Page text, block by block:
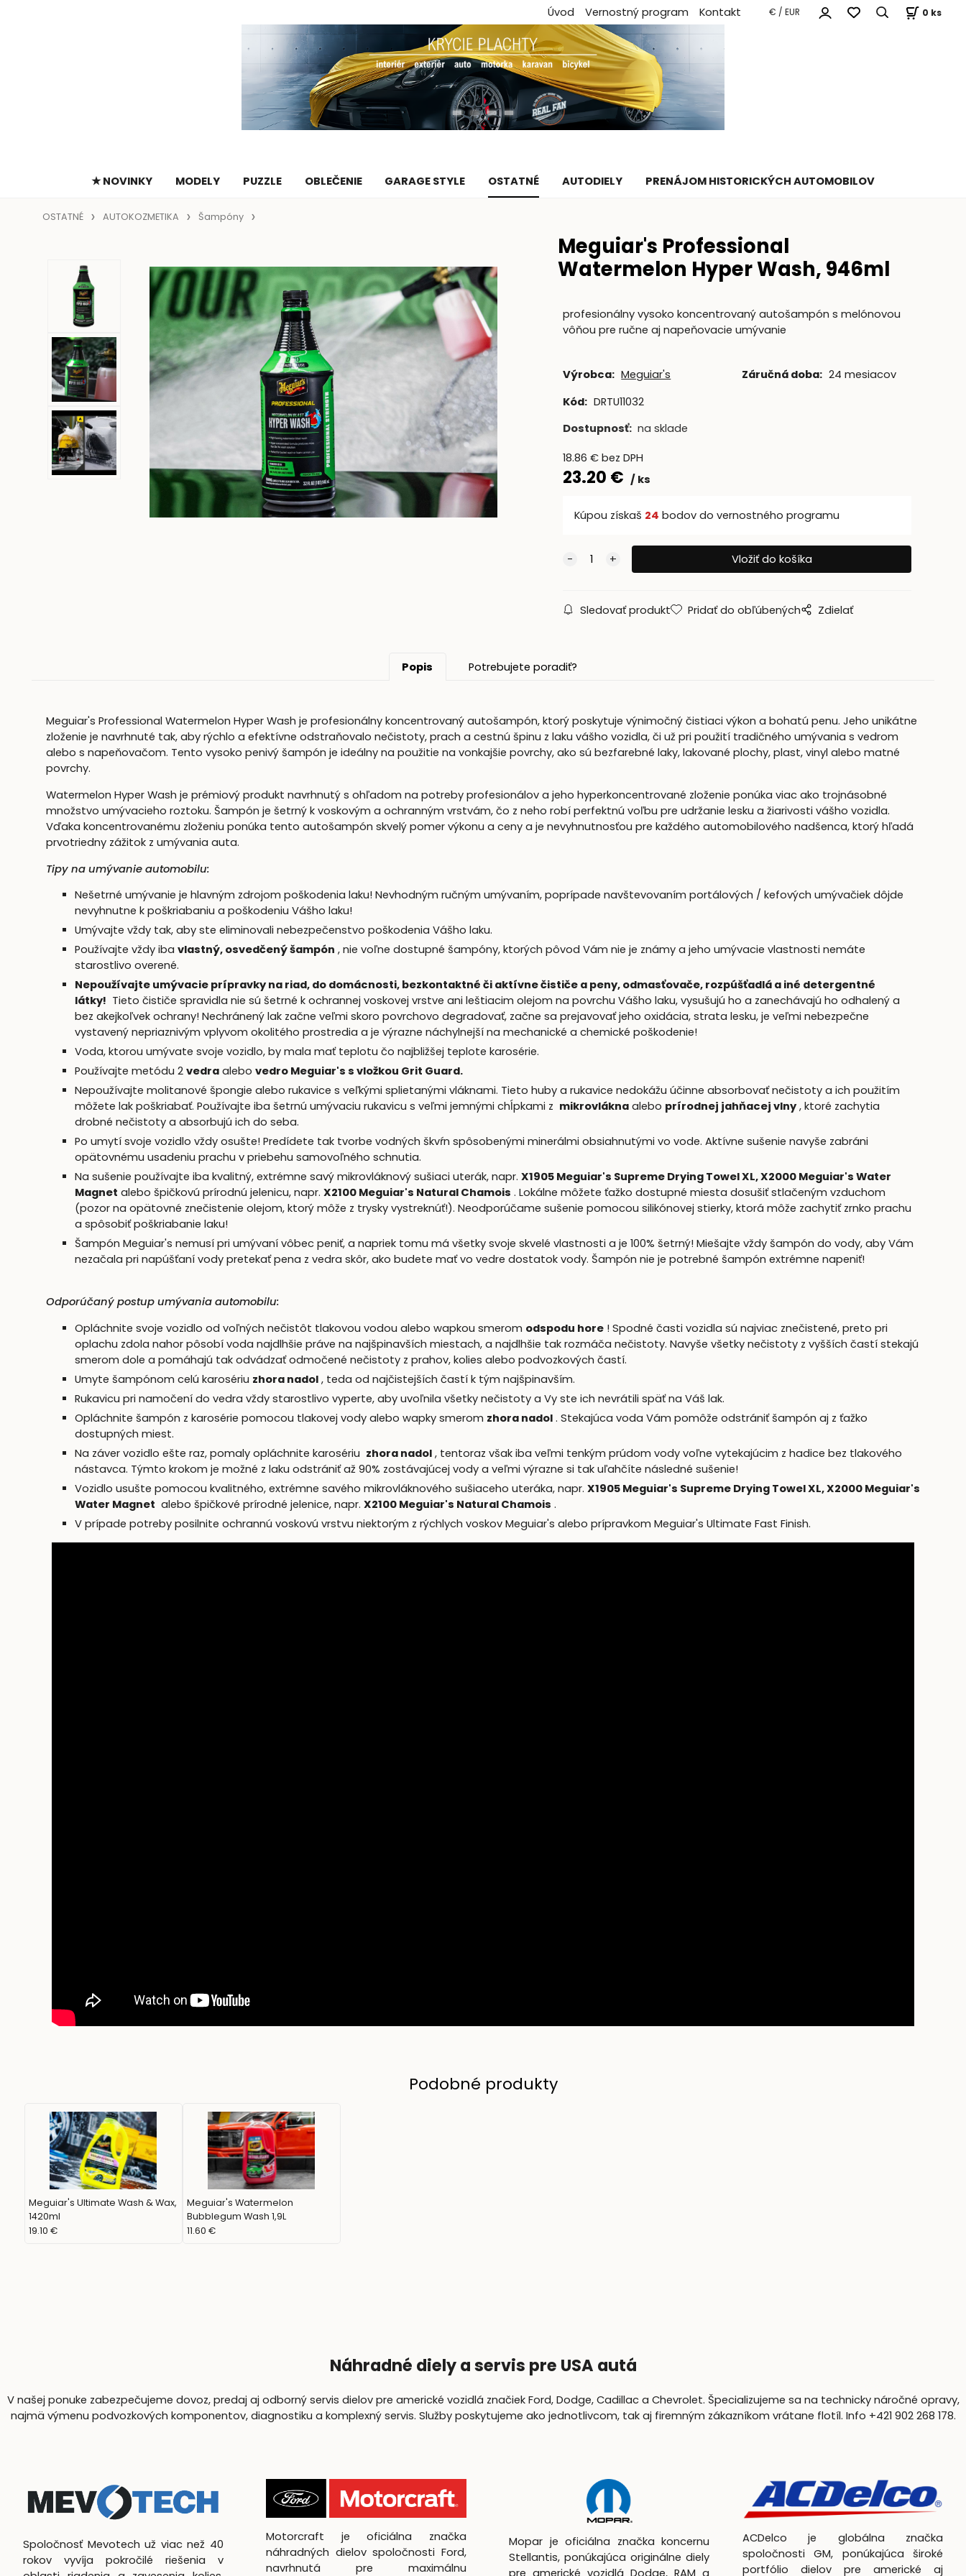
Úvod Vernostný program Kontakt € / EUR 0 ks
★ NOVINKY MODELY PUZZLE OBLEČENIE GARAGE STYLE OSTATNÉ AUTODIELY PRENÁJOM HISTORICKÝCH AUTOMOBILOV
OSTATNÉ AUTOKOZMETIKA Šampóny
Meguiar's Professional
Watermelon Hyper Wash, 946ml
profesionálny vysoko koncentrovaný autošampón s melónovou
vôňou pre ručne aj napeňovacie umývanie
Výrobca: Meguiar's Záručná doba: 24 mesiacov
Kód: DRTU11032
Dostupnosť: na sklade
18.86 €bez DPH
23.20 € ks
Kúpou získaš 24 bodov do vernostného programu
Sledovať produkt Pridať do obľúbených Zdielať
Popis Potrebujete poradiť?
Meguiar's Professional Watermelon Hyper Wash je profesionálny koncentrovaný autošampón, ktorý poskytuje výnimočný čistiaci výkon a bohatú penu. Jeho unikátne
zloženie je navrhnuté tak, aby rýchlo a efektívne odstraňovalo nečistoty, prach a cestnú špinu z laku vášho vozidla, či už pri použití tradičného umývania s vedrom
alebo s napeňovačom. Tento vysoko penivý šampón je ideálny na použitie na vonkajšie povrchy, ako sú bezfarebné laky, lakované plochy, plast, vinyl alebo matné
povrchy.
Watermelon Hyper Wash je prémiový produkt navrhnutý s ohľadom na potreby profesionálov a jeho hyperkoncentrované zloženie ponúka viac ako trojnásobné
množstvo umývacieho roztoku. Šampón je šetrný k voskovým a ochranným vrstvám, čo z neho robí perfektnú voľbu pre udržanie lesku a žiarivosti vášho vozidla.
Vďaka koncentrovanému zloženiu ponúka tento autošampón skvelý pomer výkonu a ceny a je nevyhnutnosťou pre každého automobilového nadšenca, ktorý hľadá
prvotriedny zážitok z umývania auta.
Tipy na umývanie automobilu:
Nešetrné umývanie je hlavným zdrojom poškodenia laku! Nevhodným ručným umývaním, poprípade navštevovaním portálových / kefových umývačiek dôjde
nevyhnutne k poškriabaniu a poškodeniu Vášho laku!
Umývajte vždy tak, aby ste eliminovali nebezpečenstvo poškodenia Vášho laku.
Používajte vždy iba vlastný, osvedčený šampón , nie voľne dostupné šampóny, ktorých pôvod Vám nie je známy a jeho umývacie vlastnosti nemáte
starostlivo overené.
Nepoužívajte umývacie prípravky na riad, do domácnosti, bezkontaktné či aktívne čističe a peny, odmasťovače, rozpúšťadlá a iné detergentné
látky! Tieto čističe spravidla nie sú šetrné k ochrannej voskovej vrstve ani leštiacim olejom na povrchu Vášho laku, vysušujú ho a zanechávajú ho odhalený a
bez akejkoľvek ochrany! Nechránený lak začne veľmi skoro povrchovo degradovať, začne sa prejavovať jeho oxidácia, strata lesku, je veľmi nebezpečne
vystavený nepriaznivým vplyvom okolitého prostredia a je výrazne náchylnejší na mechanické a chemické poškodenie!
Voda, ktorou umývate svoje vozidlo, by mala mať teplotu čo najbližšej teplote karosérie.
Používajte metódu 2 vedraalebo vedro Meguiar's s vložkou Grit Guard.
Nepoužívajte molitanové špongie alebo rukavice s veľkými splietanými vláknami. Tieto huby a rukavice nedokážu účinne absorbovať nečistoty a ich použitím
môžete lak poškriabať. Používajte iba šetrnú umývaciu rukavicu s veľmi jemnými chĺpkami z mikrovláknaalebo prírodnej jahňacej vlny, ktoré zachytia
drobné nečistoty a absorbujú ich do seba.
Po umytí svoje vozidlo vždy osušte! Predídete tak tvorbe vodných škvŕn spôsobenými minerálmi obsiahnutými vo vode. Aktívne sušenie navyše zabráni
opätovnému usadeniu prachu v priebehu samovoľného schnutia.
Na sušenie používajte iba kvalitný, extrémne savý mikrovláknový sušiaci uterák, napr. X1905 Meguiar's Supreme Drying Towel XL,X2000 Meguiar's Water
Magnet alebo špičkovú prírodnú jelenicu, napr. X2100 Meguiar's Natural Chamois . Lokálne môžete ťažko dostupné miesta dosušiť stlačeným vzduchom
(pozor na opätovné znečistenie olejom, ktorý môže z trysky vystreknúť!). Neodporúčame sušenie pomocou silikónovej stierky, ktorá môže zachytiť zrnko prachu
a spôsobiť poškriabanie laku!
Šampón Meguiar's nemusí pri umývaní vôbec peniť, a napriek tomu má všetky svoje skvelé vlastnosti a je 100% šetrný! Miešajte vždy šampón do vody, aby Vám
nezačala pri napúšťaní vody pretekať pena z vedra skôr, ako budete mať vo vedre dostatok vody. Šampón nie je potrebné šampón extrémne napeniť!
Odporúčaný postup umývania automobilu:
Opláchnite svoje vozidlo od voľných nečistôt tlakovou vodou alebo wapkou smerom odspodu hore! Spodné časti vozidla sú najviac znečistené, preto pri
oplachu zdola nahor pôsobí voda najdlhšie práve na najšpinavších miestach, a najdlhšie tak rozmáča nečistoty. Navyše všetky nečistoty z vyšších častí stekajú
smerom dole a pomáhajú tak odvádzať odmočené nečistoty z prahov, kolies alebo podvozkových častí.
Umyte šampónom celú karosériu zhora nadol, teda od najčistejších častí k tým najšpinavším.
Rukavicu pri namočení do vedra vždy starostlivo vyperte, aby uvoľnila všetky nečistoty a Vy ste ich nevrátili späť na Váš lak.
Opláchnite šampón z karosérie pomocou tlakovej vody alebo wapky smerom zhora nadol. Stekajúca voda Vám pomôže odstrániť šampón aj z ťažko
dostupných miest.
Na záver vozidlo ešte raz, pomaly opláchnite karosériu zhora nadol, tentoraz však iba veľmi tenkým prúdom vody voľne vytekajúcim z hadice bez tlakového
nástavca. Týmto krokom je možné z laku odstrániť až 90% zostávajúcej vody a veľmi výrazne si tak uľahčíte následné sušenie!
Vozidlo usušte pomocou kvalitného, ​​extrémne savého mikrovláknového sušiaceho uteráka, napr. X1905 Meguiar's Supreme Drying Towel XL,X2000 Meguiar's
Water Magnet alebo špičkové prírodné jelenice, napr. X2100 Meguiar's Natural Chamois .
V prípade potreby posilnite ochrannú voskovú vrstvu niektorým z rýchlych voskov Meguiar's alebo prípravkom Meguiar's Ultimate Fast Finish.
Podobné produkty
Meguiar's Ultimate Wash & Wax,
1420ml
19.10 €
Meguiar's Watermelon
Bubblegum Wash 1,9L
11.60 €
Náhradné diely a servis pre USA autá
V našej ponuke zabezpečujeme dovoz, predaj aj odborný servis dielov pre americké vozidlá značiek Ford, Dodge, Cadillac a Chevrolet. Špecializujeme sa na technicky náročné opravy,
najmä výmenu podvozkových komponentov, diagnostiku a komplexný servis. Služby poskytujeme ako jednotlivcom, tak aj firemným zákazníkom vrátane flotíl. Info +421 902 268 178.
Spoločnosť Mevotech už viac než 40
rokov vyvíja pokročilé riešenia v
Motorcraft je oficiálna značka
náhradných dielov spoločnosti Ford,
navrhnutá pre maximálnu
Mopar je oficiálna značka koncernu
Stellantis, ponúkajúca originálne diely
pre americké vozidlá Dodge, RAM a
ACDelco je globálna značka
spoločnosti GM, ponúkajúca široké
portfólio dielov pre americké aj